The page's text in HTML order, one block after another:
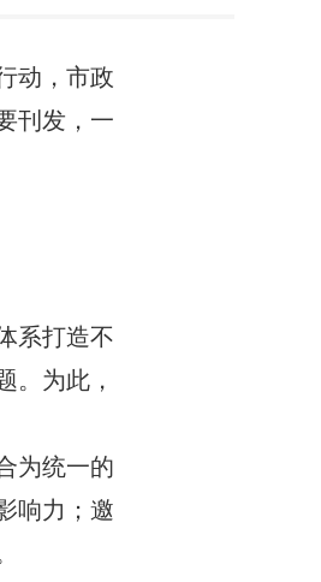
动，市政
刊发，一
系打造不
。为此，
为统一的
响力；邀